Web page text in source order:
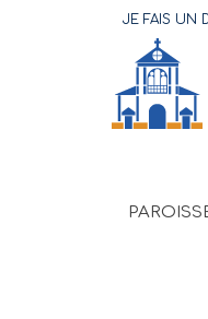
content
JE FAIS UN